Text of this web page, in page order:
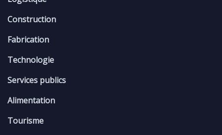
Construction
Fabrication
Technologie
Services publics
Alimentation
Tourisme